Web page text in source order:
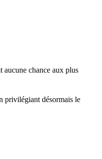
aucune chance aux plus
privilégiant désormais le